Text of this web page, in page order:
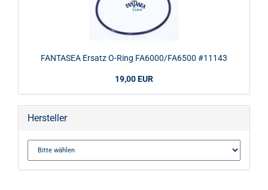
FANTASEA Ersatz O-Ring FA6000/FA6500 #11143
19,00 EUR
Hersteller